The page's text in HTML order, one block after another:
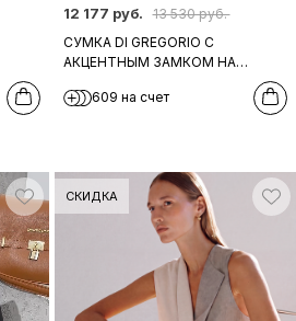
12 177 руб.
13 530 руб.
СУМКА DI GREGORIO С
АКЦЕНТНЫМ ЗАМКОМ НА
ЦВЕТЕ609 на счет
СКИДКА